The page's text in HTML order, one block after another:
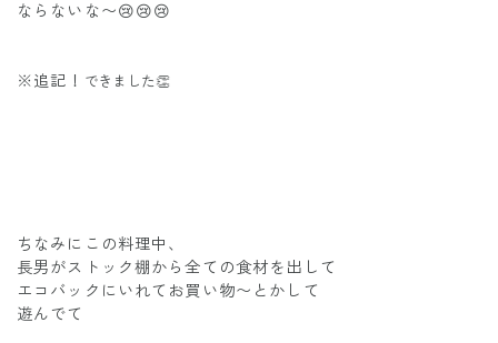
ならないな〜😢😢😢
※追記！ できました👏
ちなみにこの料理中、
長男がストック棚から全ての食材を出して
エコバックにいれてお買い物〜とかして
遊んでて